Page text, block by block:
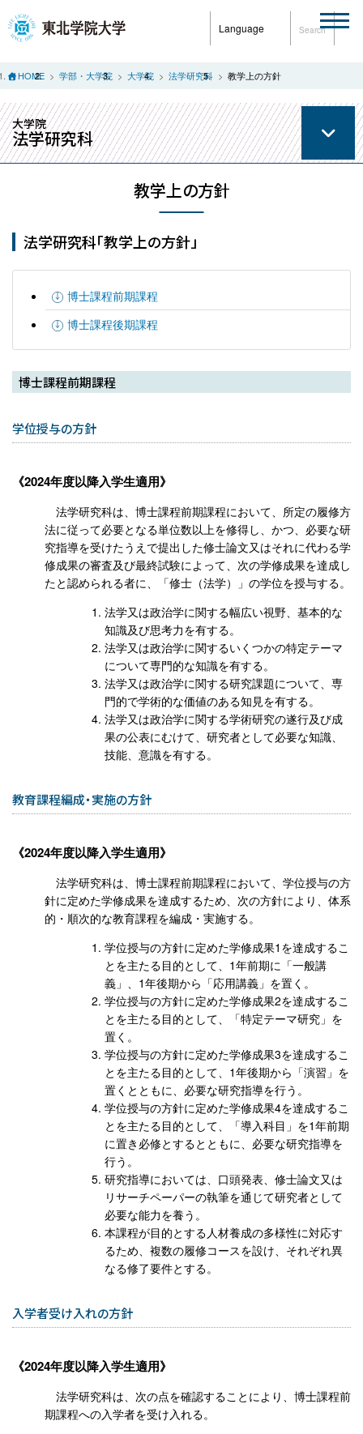
Language Search
HOME 学部・大学院 大学院 法学研究科 教学上の方針
大学院
法学研究科
教学上の方針
法学研究科「教学上の方針」
博士課程前期課程
博士課程後期課程
博士課程前期課程
学位授与の方針
2024年度以降入学生適用
法学研究科は、博士課程前期課程において、所定の履修方
法に従って必要となる単位数以上を修得し、かつ、必要な研
究指導を受けたうえで提出した修士論文又はそれに代わる学
修成果の審査及び最終試験によって、次の学修成果を達成し
たと認められる者に、「修士（法学）」の学位を授与する。
法学又は政治学に関する幅広い視野、基本的な
知識及び思考力を有する。
法学又は政治学に関するいくつかの特定テーマ
について専門的な知識を有する。
法学又は政治学に関する研究課題について、専
門的で学術的な価値のある知見を有する。
法学又は政治学に関する学術研究の遂行及び成
果の公表にむけて、研究者として必要な知識、
技能、意識を有する。
教育課程編成・実施の方針
2024年度以降入学生適用
法学研究科は、博士課程前期課程において、学位授与の方
針に定めた学修成果を達成するため、次の方針により、体系
的・順次的な教育課程を編成・実施する。
学位授与の方針に定めた学修成果1を達成するこ
とを主たる目的として、1年前期に「一般講
義」、1年後期から「応用講義」を置く。
学位授与の方針に定めた学修成果2を達成するこ
とを主たる目的として、「特定テーマ研究」を
置く。
学位授与の方針に定めた学修成果3を達成するこ
とを主たる目的として、1年後期から「演習」を
置くとともに、必要な研究指導を行う。
学位授与の方針に定めた学修成果4を達成するこ
とを主たる目的として、「導入科目」を1年前期
に置き必修とするとともに、必要な研究指導を
行う。
研究指導においては、口頭発表、修士論文又は
リサーチペーパーの執筆を通じて研究者として
必要な能力を養う。
本課程が目的とする人材養成の多様性に対応す
るため、複数の履修コースを設け、それぞれ異
なる修了要件とする。
入学者受け入れの方針
2024年度以降入学生適用
法学研究科は、次の点を確認することにより、博士課程前
期課程への入学者を受け入れる。